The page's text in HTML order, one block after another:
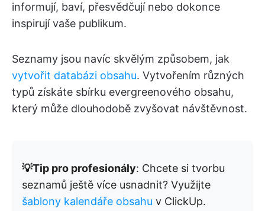
informují, baví, přesvědčují nebo dokonce
inspirují vaše publikum.
Seznamy jsou navíc skvělým způsobem, jak
vytvořit databázi obsahu. Vytvořením různých
typů získáte sbírku evergreenového obsahu,
který může dlouhodobě zvyšovat návštěvnost.
💡Tip pro profesionály: Chcete si tvorbu
seznamů ještě více usnadnit? Využijte
šablony kalendáře obsahu v ClickUp.